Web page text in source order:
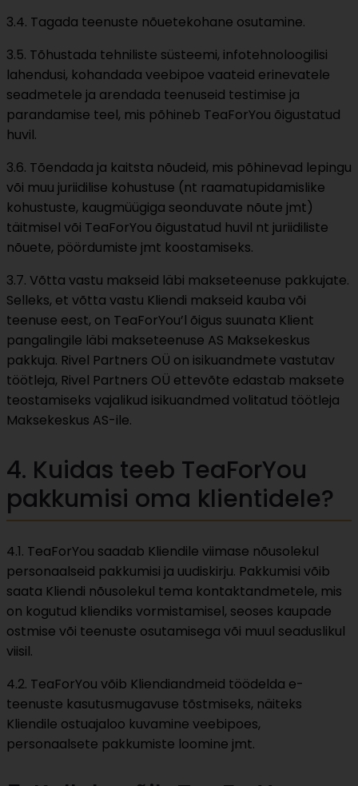
3.4. Tagada teenuste nõuetekohane osutamine.
3.5. Tõhustada tehniliste süsteemi, infotehnoloogilisi
lahendusi, kohandada veebipoe vaateid erinevatele
seadmetele ja arendada teenuseid testimise ja
parandamise teel, mis põhineb TeaForYou õigustatud
huvil.
3.6. Tõendada ja kaitsta nõudeid, mis põhinevad lepingu
või muu juriidilise kohustuse (nt raamatupidamislike
kohustuste, kaugmüügiga seonduvate nõute jmt)
täitmisel või TeaForYou õigustatud huvil nt juriidiliste
nõuete, pöördumiste jmt koostamiseks.
3.7. Võtta vastu makseid läbi makseteenuse pakkujate.
Selleks, et võtta vastu Kliendi makseid kauba või
teenuse eest, on TeaForYou’l õigus suunata Klient
pangalingile läbi makseteenuse AS Maksekeskus
pakkuja. Rivel Partners OÜ on isikuandmete vastutav
töötleja, Rivel Partners OÜ ettevõte edastab maksete
teostamiseks vajalikud isikuandmed volitatud töötleja
Maksekeskus AS-ile.
4. Kuidas teeb TeaForYou
pakkumisi oma klientidele?
4.1. TeaForYou saadab Kliendile viimase nõusolekul
personaalseid pakkumisi ja uudiskirju. Pakkumisi võib
saata Kliendi nõusolekul tema kontaktandmetele, mis
on kogutud kliendiks vormistamisel, seoses kaupade
ostmise või teenuste osutamisega või muul seaduslikul
viisil.
4.2. TeaForYou võib Kliendiandmeid töödelda e-
teenuste kasutusmugavuse tõstmiseks, näiteks
Kliendile ostuajaloo kuvamine veebipoes,
personaalsete pakkumiste loomine jmt.